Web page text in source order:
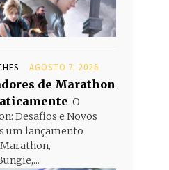
AGOSTO 7, 2026
de Marathon
O
Desafios e Novos
um lançamento